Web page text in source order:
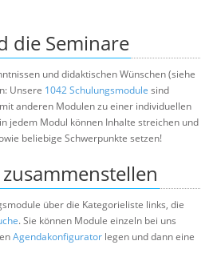
die Seminare
und didaktischen Wünschen (siehe
Unsere 1042 Schulungsmodule sind
anderen Modulen zu einer individuellen
jedem Modul können Inhalte streichen und
beliebige Schwerpunkte setzen!
über die Kategorieliste links, die
. Sie können Module einzeln bei uns
Agendakonfigurator legen und dann eine